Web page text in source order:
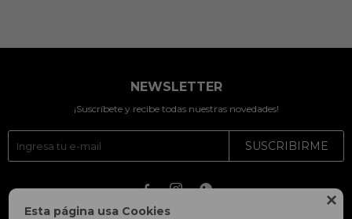

Esta página usa Cookies
NEWSLETTER
¡Suscríbete y recibe todas nuestras novedades!
SUSCRIBIRME
  